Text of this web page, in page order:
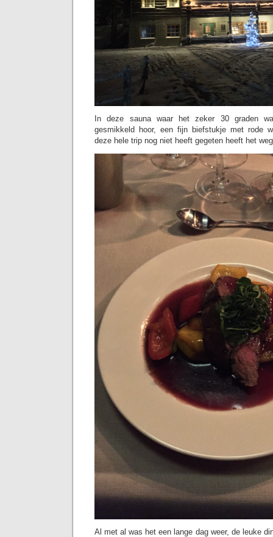
In deze sauna waar het zeker 30 graden
gesmikkeld hoor, een fijn biefstukje met rode
deze hele trip nog niet heeft gegeten heeft het
Al met al was het een lange dag weer, de leuke